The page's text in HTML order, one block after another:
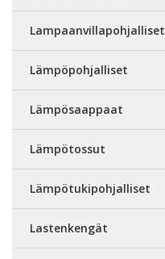
Lampaanvillapohjalliset
Lämpöpohjalliset
Lämpösaappaat
Lämpötossut
Lämpötukipohjalliset
Lastenkengät